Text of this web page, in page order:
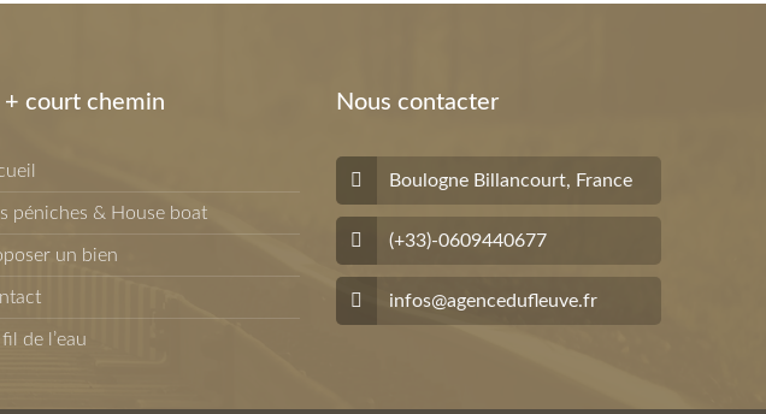
+ court chemin
péniches & House boat
un bien
de l’eau
Nous contacter
Boulogne Billancourt, France
(+33)-0609440677
infos@agencedufleuve.fr